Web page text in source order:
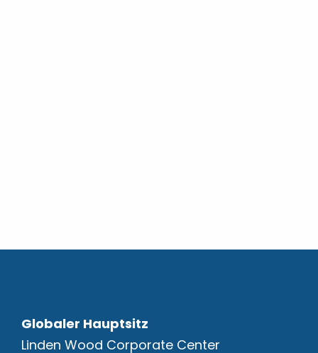
Globaler Hauptsitz
Linden Wood Corporate Center